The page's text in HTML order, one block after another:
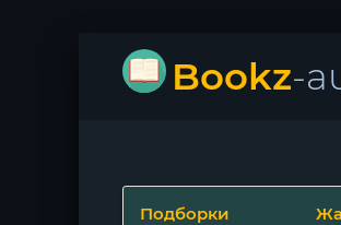
Bookz-
Подборки